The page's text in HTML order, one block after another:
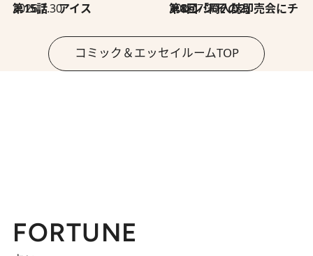
2026.7.30
第15話 アイス 2026.7.30
第8回「同人誌即売会にチャレンジ その2」
コミック＆エッセイルームTOP
FORTUNE